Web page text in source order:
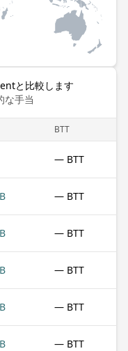
と比較します
な手当
BTT
— BTT
— BTT
— BTT
— BTT
— BTT
— BTT